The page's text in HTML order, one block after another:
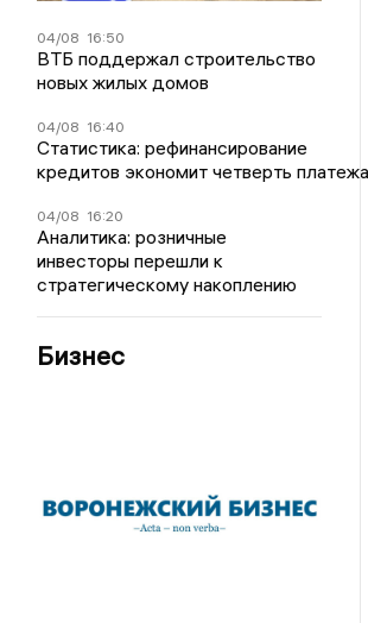
04/08 16:50
ВТБ поддержал строительство
новых жилых домов
04/08 16:40
Статистика: рефинансирование
кредитов экономит четверть платежа
04/08 16:20
Аналитика: розничные
инвесторы перешли к
стратегическому накоплению
Бизнес